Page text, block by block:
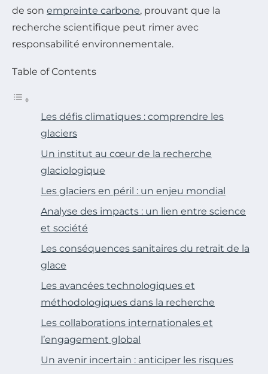
de son empreinte carbone, prouvant que la
recherche scientifique peut rimer avec
responsabilité environnementale.
Table of Contents
Les défis climatiques : comprendre les
glaciers
Un institut au cœur de la recherche
glaciologique
Les glaciers en péril : un enjeu mondial
Analyse des impacts : un lien entre science
et société
Les conséquences sanitaires du retrait de la
glace
Les avancées technologiques et
méthodologiques dans la recherche
Les collaborations internationales et
l’engagement global
Un avenir incertain : anticiper les risques